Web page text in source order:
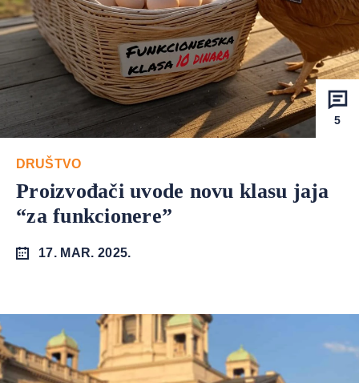
5
DRUŠTVO
Proizvođači uvode novu klasu jaja
“za funkcionere”
17. MAR. 2025.